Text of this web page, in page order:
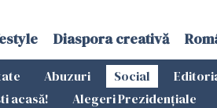
Diaspora creativă
Abuzuri Social
acasă! Alegeri Prezidențiale